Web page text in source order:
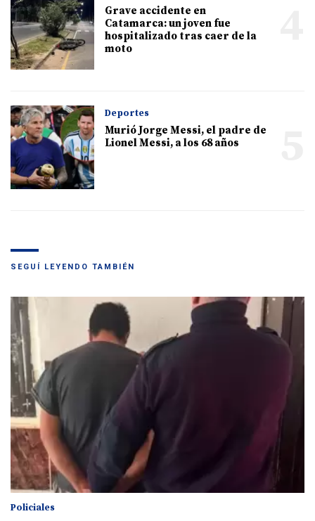
Grave accidente en
Catamarca: un joven fue
hospitalizado tras caer de la
moto
Deportes
Murió Jorge Messi, el padre de
Lionel Messi, a los 68 años
SEGUÍ LEYENDO TAMBIÉN
Policiales